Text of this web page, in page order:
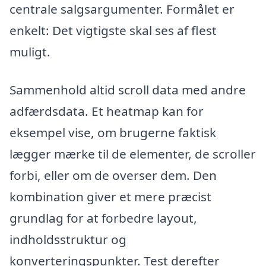
centrale salgsargumenter. Formålet er
enkelt: Det vigtigste skal ses af flest
muligt.
Sammenhold altid scroll data med andre
adfærdsdata. Et heatmap kan for
eksempel vise, om brugerne faktisk
lægger mærke til de elementer, de scroller
forbi, eller om de overser dem. Den
kombination giver et mere præcist
grundlag for at forbedre layout,
indholdsstruktur og
konverteringspunkter. Test derefter